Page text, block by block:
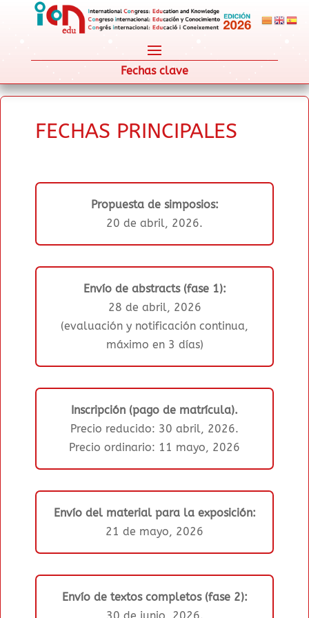
Fechas clave
FECHAS PRINCIPALES
Propuesta de simposios:
20 de abril, 2026.
Envío de abstracts (fase 1):
28 de abril, 2026
(evaluación y notificación continua,
máximo en 3 días)
Inscripción (pago de matrícula).
Precio reducido: 30 abril, 2026.
Precio ordinario: 11 mayo, 2026
Envío del material para la exposición:
21 de mayo, 2026
Envío de textos completos (fase 2):
30 de junio, 2026.